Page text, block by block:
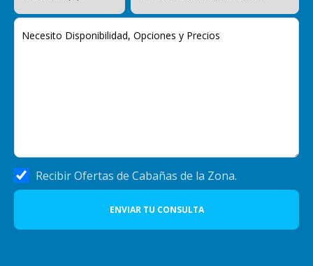
Recibir Ofertas de Cabañas de la Zona.
ENVIAR TU CONSULTA